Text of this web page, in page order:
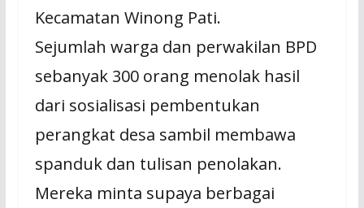
Kecamatan Winong Pati.
Sejumlah warga dan perwakilan BPD
sebanyak 300 orang menolak hasil
dari sosialisasi pembentukan
perangkat desa sambil membawa
spanduk dan tulisan penolakan.
Mereka minta supaya berbagai